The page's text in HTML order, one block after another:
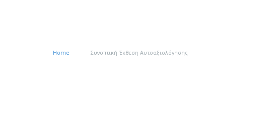
Home Συνοπτική Έκθεση Αυτοαξιολόγησης